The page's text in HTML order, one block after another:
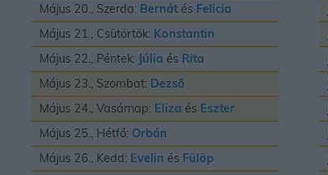
Május 20., Szerda: Bernátés Felicia
Május 21., Csütörtök: Konstantin
Május 22., Péntek: Júlia és Rita
Május 23., Szombat: Dezsõ
Május 24., Vasárnap: Eliza és Eszter
Május 25., Hétfő: Orbán
Május 26., Kedd: Evelin és Fülöp